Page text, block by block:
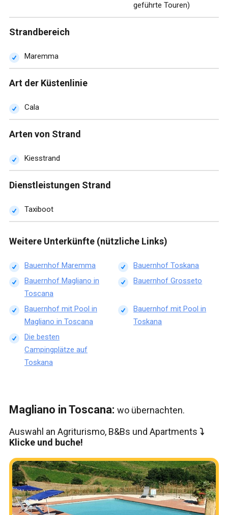
geführte Touren)
Strandbereich
Maremma
Art der Küstenlinie
Cala
Arten von Strand
Kiesstrand
Dienstleistungen Strand
Taxiboot
Weitere Unterkünfte (nützliche Links)
Bauernhof Maremma
Bauernhof Toskana
Bauernhof Magliano in
Toscana
Bauernhof Grosseto
Bauernhof mit Pool in
Magliano in Toscana
Bauernhof mit Pool in
Toskana
Die besten
Campingplätze auf
Toskana
Magliano in Toscana: wo übernachten.
Auswahl an Agriturismo, B&Bs und Apartments ⤵️
Klicke und buche!